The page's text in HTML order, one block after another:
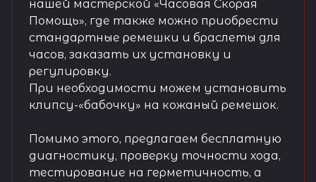
нашей мастерской «Часовая Скорая
Помощь», где также можно приобрести
стандартные ремешки и браслеты для
часов, заказать их установку и
регулировку.
При необходимости можем установить
клипсу-«бабочку» на кожаный ремешок.
Помимо этого, предлагаем бесплатную
диагностику, проверку точности хода,
тестирование на герметичность, а